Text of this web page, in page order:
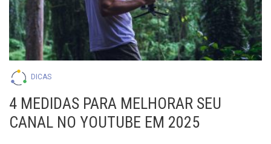
DICAS
4 MEDIDAS PARA MELHORAR SEU
CANAL NO YOUTUBE EM 2025